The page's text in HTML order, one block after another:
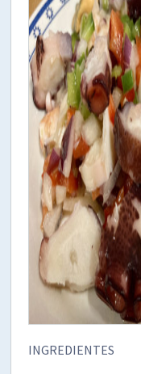
INGREDIENTES